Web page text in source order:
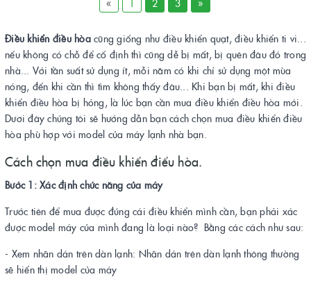
« 2 3 »
Điều khiển điều hòacũng giống như điều khiển quạt, điều khiển ti vi...
nếu không có chỗ để cố định thì cũng dễ bị mất, bị quên đâu đó trong
nhà... Với tần suất sử dụng ít, mỗi năm có khi chỉ sử dụng một mùa
nóng, đến khi cần thì tìm không thấy đâu... Khi bạn bị mất, khi điều
khiển điều hòa bị hỏng, là lúc bạn cần mua điều khiển điều hòa mới.
Dươi đây chúng tôi sẽ hướng dẫn bạn cách chọn mua điều khiển điều
hòa phù hợp với model của máy lạnh nhà bạn.
Cách chọn mua điều khiển điểu hòa.
Bước 1: Xác định chức năng của máy
Trước tiên để mua được đúng cái điều khiển mình cần, bạn phải xác
được model máy của mình đang là loại nào? Bằng các cách như sau:
- Xem nhãn dán trên dàn lạnh: Nhãn dán trên dàn lạnh thông thường
sẽ hiển thị model của máy